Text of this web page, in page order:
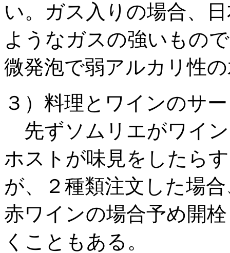
い。ガス入りの場合、
ようなガスの強いもの
微発泡で弱アルカリ性
３）料理とワインのサ
先ずソムリエがワイ
ホストが味見をしたら
が、２種類注文した場
赤ワインの場合予め開
くこともある。